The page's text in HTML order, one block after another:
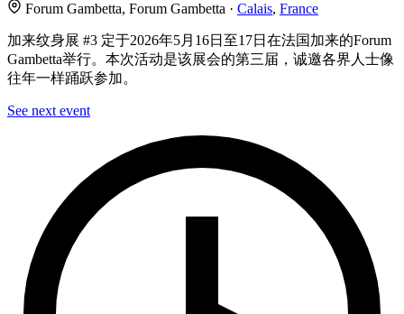
Forum Gambetta, Forum Gambetta · Calais, France
加来纹身展 #3 定于2026年5月16日至17日在法国加来的Forum
Gambetta举行。本次活动是该展会的第三届，诚邀各界人士像
往年一样踊跃参加。
See next event